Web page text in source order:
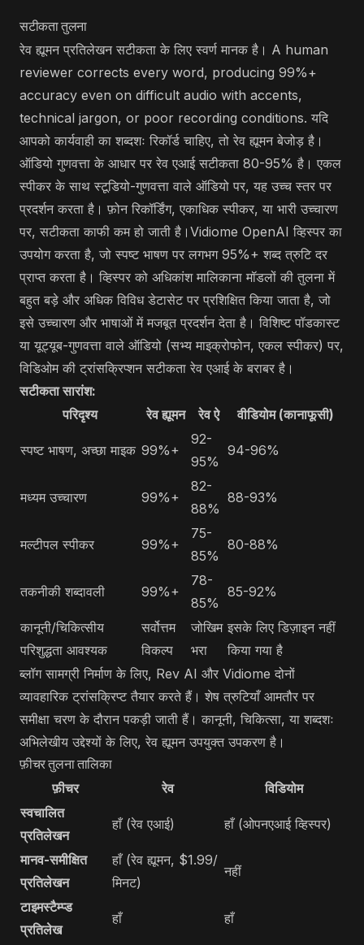
सटीकता तुलना
रेव ह्यूमन प्रतिलेखन सटीकता के लिए स्वर्ण मानक है। A human
reviewer corrects every word, producing 99%+
accuracy even on difficult audio with accents,
technical jargon, or poor recording conditions. यदि
आपको कार्यवाही का शब्दशः रिकॉर्ड चाहिए, तो रेव ह्यूमन बेजोड़ है।
ऑडियो गुणवत्ता के आधार पर रेव एआई सटीकता 80-95% है। एकल
स्पीकर के साथ स्टूडियो-गुणवत्ता वाले ऑडियो पर, यह उच्च स्तर पर
प्रदर्शन करता है। फ़ोन रिकॉर्डिंग, एकाधिक स्पीकर, या भारी उच्चारण
पर, सटीकता काफी कम हो जाती है।Vidiome OpenAI व्हिस्पर का
उपयोग करता है, जो स्पष्ट भाषण पर लगभग 95%+ शब्द त्रुटि दर
प्राप्त करता है। व्हिस्पर को अधिकांश मालिकाना मॉडलों की तुलना में
बहुत बड़े और अधिक विविध डेटासेट पर प्रशिक्षित किया जाता है, जो
इसे उच्चारण और भाषाओं में मजबूत प्रदर्शन देता है। विशिष्ट पॉडकास्ट
या यूट्यूब-गुणवत्ता वाले ऑडियो (सभ्य माइक्रोफोन, एकल स्पीकर) पर,
विडिओम की ट्रांसक्रिप्शन सटीकता रेव एआई के बराबर है।
सटीकता सारांश:
परिदृश्य
रेव ह्यूमन रेव ऐ वीडियोम (कानाफूसी)
स्पष्ट भाषण, अच्छा माइक 99%+
92-
95%
94-96%
मध्यम उच्चारण 99%+
82-
88%
88-93%
मल्टीपल स्पीकर 99%+
75-
85%
80-88%
तकनीकी शब्दावली 99%+
78-
85%
85-92%
कानूनी/चिकित्सीय
परिशुद्धता आवश्यक
सर्वोत्तम
विकल्प
जोखिम
भरा
इसके लिए डिज़ाइन नहीं
किया गया है
ब्लॉग सामग्री निर्माण के लिए, Rev AI और Vidiome दोनों
व्यावहारिक ट्रांसक्रिप्ट तैयार करते हैं। शेष त्रुटियाँ आमतौर पर
समीक्षा चरण के दौरान पकड़ी जाती हैं। कानूनी, चिकित्सा, या शब्दशः
अभिलेखीय उद्देश्यों के लिए, रेव ह्यूमन उपयुक्त उपकरण है।
फ़ीचर तुलना तालिका
फ़ीचर रेव
विडियोम
स्वचालित
प्रतिलेखन
हाँ (रेव एआई) हाँ (ओपनएआई व्हिस्पर)
मानव-समीक्षित
प्रतिलेखन
हाँ (रेव ह्यूमन, $1.99/
मिनट)
नहीं
टाइमस्टैम्प्ड
प्रतिलेख
हाँ हाँ